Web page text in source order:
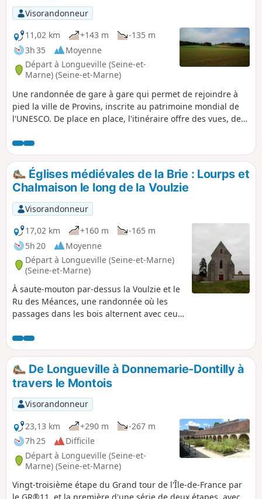
Visorandonneur
11,02 km
+143 m
-135 m
3h 35
Moyenne
Départ à Longueville (Seine-et-
Marne) (Seine-et-Marne)
Une randonnée de gare à gare qui permet de rejoindre à
pied la ville de Provins, inscrite au patrimoine mondial de
l'UNESCO. De place en place, l'itinéraire offre des vues, de
cadre rafraîchissant, le village de Chalautre-la-Petite recèle
également un patrimoine intéressant.
Églises médiévales de la Brie : Lourps et
Chalmaison le long de la Voulzie
Visorandonneur
17,02 km
+160 m
-165 m
5h 20
Moyenne
Départ à Longueville (Seine-et-Marne)
(Seine-et-Marne)
À saute-mouton par-dessus la Voulzie et le
Ru des Méances, une randonnée où les
passages dans les bois alternent avec ceux
Lourps impose son altière silhouette visible
de loin alors que l’Église de Chalmaison ne
se dévoile qu'au dernier moment. Deux
anciens moulins à eau ajoutent au charme
de cet itinéraire.
De Longueville à Donnemarie-Dontilly à
travers le Montois
Visorandonneur
23,13 km
+290 m
-267 m
7h 25
Difficile
Départ à Longueville (Seine-et-
Marne) (Seine-et-Marne)
Vingt-troisième étape du Grand tour de l'Île-de-France par